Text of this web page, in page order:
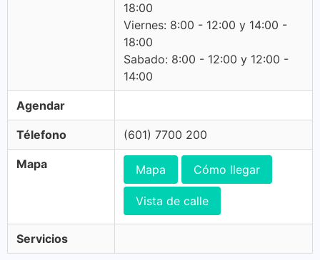
18:00
Viernes: 8:00 - 12:00 y 14:00 -
18:00
Sabado: 8:00 - 12:00 y 12:00 -
14:00
Agendar
Télefono (601) 7700 200
Mapa Mapa Cómo llegar
Vista de calle
Servicios